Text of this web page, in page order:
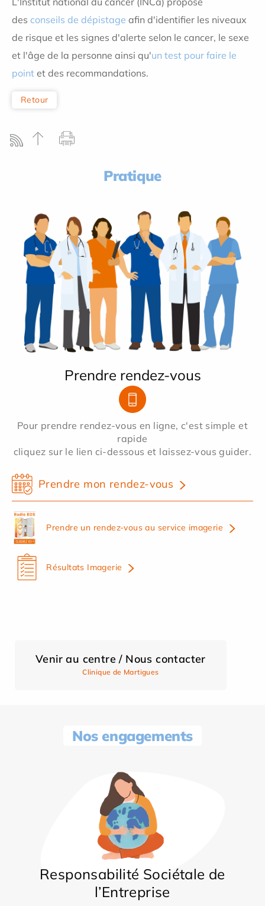
des conseils de dépistage afin d'identifier les niveaux
de risque et les signes d'alerte selon le cancer, le sexe
et l'âge de la personne ainsi qu'un test pour faire le
point et des recommandations.
Retour
Pratique
Prendre rendez-vous
Pour prendre rendez-vous en ligne, c'est simple et
rapide
cliquez sur le lien ci-dessous et laissez-vous guider.
Prendre mon rendez-vous
Prendre un rendez-vous au service imagerie
Résultats Imagerie
Venir au centre / Nous contacter
Clinique de Martigues
Nos engagements
Responsabilité Sociétale de
l’Entreprise